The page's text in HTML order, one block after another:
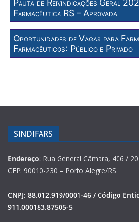
Pauta de Reivindicações Geral
Farmacêutica RS – Aprovada
Oportunidades de Vagas para
Farmacêuticos: Público e Privado
SINDIFARS
Endereço: Rua General Câmara, 406 /
CEP: 90010-230 – Porto Alegre/RS
CNPJ: 88.012.919/0001-46 / Código
911.000183.87505-5